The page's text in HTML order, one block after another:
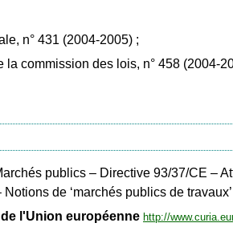
n° 431 (2004-2005) ;
commission des lois, n° 458 (2004-
publics – Directive 93/37/CE –
de ‘marchés publics de
l'Union européenne http://